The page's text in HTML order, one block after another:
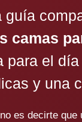
guía
camas
para el
y una
es decirte